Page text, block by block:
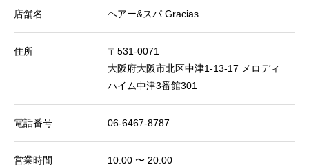
店舗名 ヘアー&スパ Gracias
住所
〒531-0071
大阪府大阪市北区中津1-13-17 メロディ
ハイム中津3番館301
電話番号 06-6467-8787
営業時間 10:00 〜 20:00